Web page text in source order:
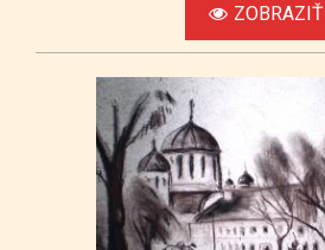
ZOBRAZIŤ